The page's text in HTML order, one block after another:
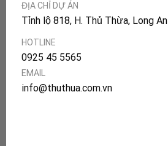
ĐỊA CHỈ DỰ ÁN
Tỉnh lộ 818, H. Thủ Thừa, Long An
HOTLINE
0925 45 5565
EMAIL
info@thuthua.com.vn